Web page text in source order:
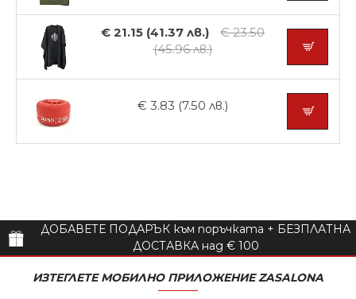
€ 21.15 (41.37 лв.)
€ 23.50
(45.96 лв.)
€ 3.83 (7.50 лв.)
ДОБАВЕТЕ ПОДАРЪК към поръчката + БЕЗПЛАТНА
ДОСТАВКА над € 100
ИЗТЕГЛЕТЕ МОБИЛНО ПРИЛОЖЕНИЕ ZASALONA